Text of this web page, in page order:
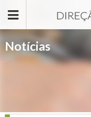
Notícias